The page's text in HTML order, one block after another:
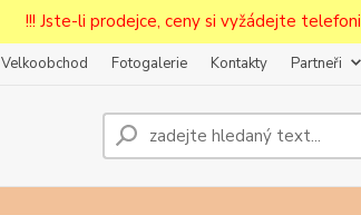
!!! Jste-li prodejce, ceny si vyžádejte
Velkoobchod Fotogalerie Kontakty Partneři
Prodejcům bude po